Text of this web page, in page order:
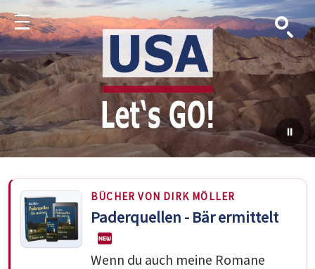
Menu Suche
BÜCHER VON DIRK MÖLLER
Paderquellen - Bär ermittelt
Wenn du auch meine Romane